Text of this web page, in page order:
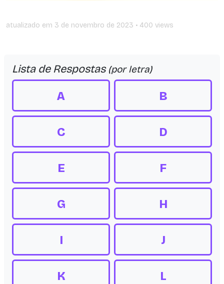
atualizado em 3 de novembro de 2023 • 400 views
Lista de Respostas (por letra)
A B
C D
E F
G H
I J
K L